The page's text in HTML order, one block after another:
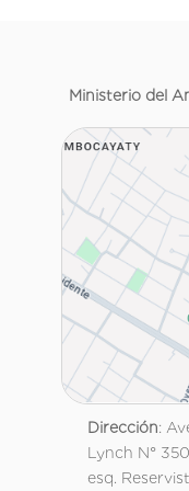
Ministerio del
Dirección:
Lynch N°
esq.